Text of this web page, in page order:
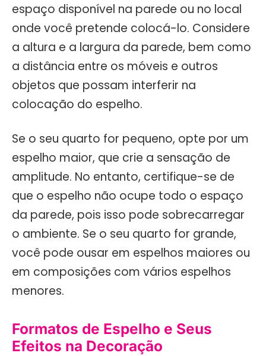
espaço disponível na parede ou no local
onde você pretende colocá-lo. Considere
a altura e a largura da parede, bem como
a distância entre os móveis e outros
objetos que possam interferir na
colocação do espelho.
Se o seu quarto for pequeno, opte por um
espelho maior, que crie a sensação de
amplitude. No entanto, certifique-se de
que o espelho não ocupe todo o espaço
da parede, pois isso pode sobrecarregar
o ambiente. Se o seu quarto for grande,
você pode ousar em espelhos maiores ou
em composições com vários espelhos
menores.
Formatos de Espelho e Seus
Efeitos na Decoração